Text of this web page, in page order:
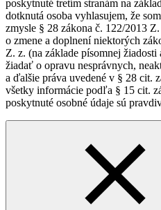
poskytnuté tretím stranám na
dotknutá osoba vyhlasujem, že
zmysle § 28 zákona č. 122/2013
o zmene a doplnení niektorých
Z. z. (na základe písomnej
žiadať o opravu nesprávnych,
a ďalšie práva uvedené v § 28 cit.
všetky informácie podľa § 15 cit.
poskytnuté osobné údaje sú